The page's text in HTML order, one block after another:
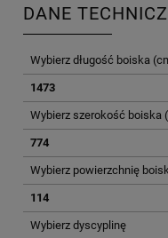
DANE
Wybierz długość boiska
1473
Wybierz szerokość boiska
774
Wybierz powierzchnię
114
Wybierz dyscyplinę